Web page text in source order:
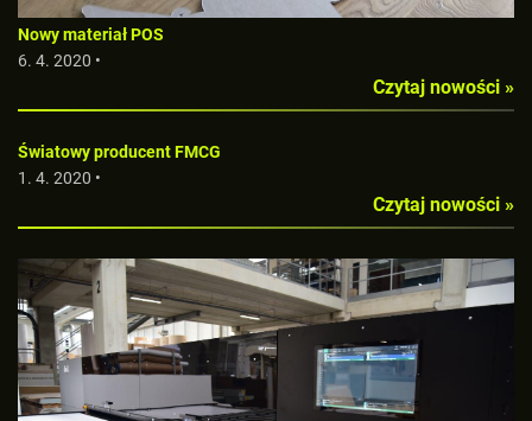
Nowy materiał POS
6. 4. 2020 •
Czytaj nowości »
Światowy producent FMCG
1. 4. 2020 •
Czytaj nowości »